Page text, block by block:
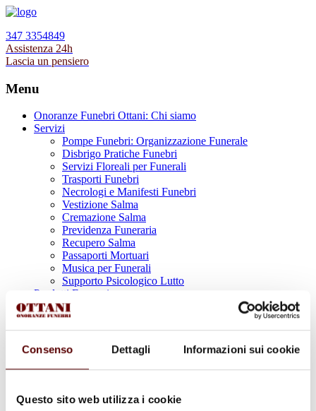
Consenso Dettagli Informazioni sui cookie
Questo sito web utilizza i cookie
347 3354849
Assistenza 24h
Lascia un pensiero
Menu
Onoranze Funebri Ottani: Chi siamo
Servizi
Pompe Funebri: Organizzazione Funerale
Disbrigo Pratiche Funebri
Servizi Floreali per Funerali
Trasporti Funebri
Necrologi e Manifesti Funebri
Vestizione Salma
Cremazione Salma
Previdenza Funeraria
Recupero Salma
Passaporti Mortuari
Musica per Funerali
Supporto Psicologico Lutto
Prodotti Funerari
Lapidi, Lastre tombali e Monumenti Funerari
Urne Cinerarie
Allestimento Funebre
Cofani Funebri
In caso di decesso
Necrologi
Sedi Onoranze Funebri Ottani